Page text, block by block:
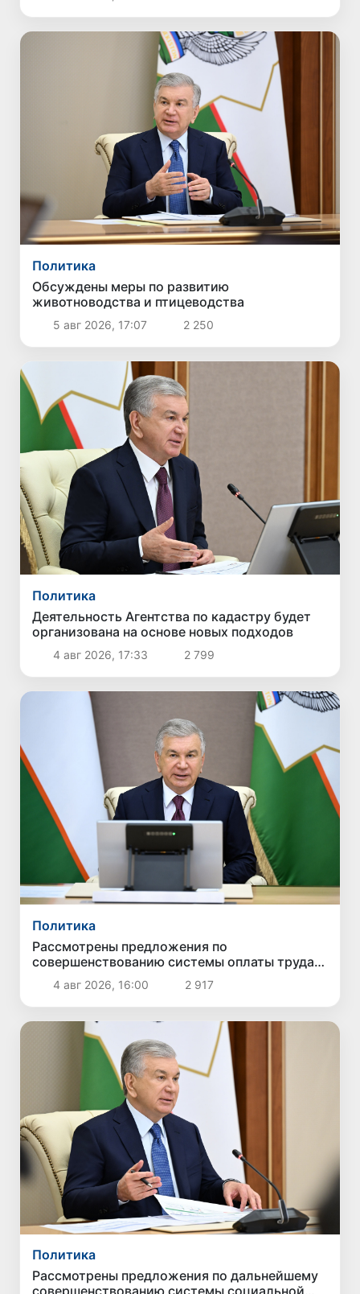
Политика
Обсуждены меры по развитию
животноводства и птицеводства
5 авг 2026, 17:07 2 250
Политика
Деятельность Агентства по кадастру будет
организована на основе новых подходов
4 авг 2026, 17:33 2 799
Политика
Рассмотрены предложения по
совершенствованию системы оплаты труда
государственных служащих
4 авг 2026, 16:00 2 917
Политика
Рассмотрены предложения по дальнейшему